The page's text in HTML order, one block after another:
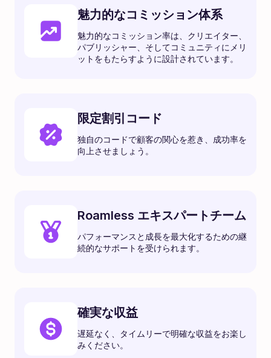
魅力的なコミッション体系
魅力的なコミッション率は、クリエイター、
パブリッシャー、そしてコミュニティにメリ
ットをもたらすように設計されています。
限定割引コード
独自のコードで顧客の関心を惹き、成功率を
向上させましょう。
Roamless エキスパートチーム
パフォーマンスと成長を最大化するための継
続的なサポートを受けられます。
確実な収益
遅延なく、タイムリーで明確な収益をお楽し
みください。